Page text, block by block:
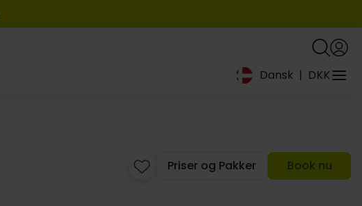
Dansk | DKK
Priser og Pakker
Book nu